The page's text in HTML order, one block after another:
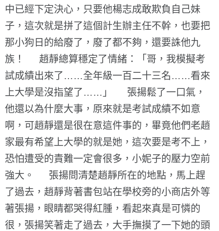
中已經下定決心，只要他楊志成敢欺負自己妹
子，這次就是拼了這個計生辦主任不幹，也要把
那小狗日的給廢了，廢了都不夠，還要誅他九
族！ 趙靜總算穩定了情緒：「哥，我模擬考
試成績出來了……全年級一百二十三名……看來
上大學是沒指望了……」 張揚鬆了一口氣，
他還以為什麼大事，原來就是考試成績不如意
啊，可趙靜還是很在意這件事的，畢竟他們老趙
家最有希望上大學的就是她，這次要是考不上，
恐怕遭受的責難一定會很多，小妮子的壓力空前
強大。 張揚問清楚趙靜所在的地點，馬上趕
了過去，趙靜背著書包站在學校旁的小商店外等
著張揚，眼睛都哭得紅腫，看起來真是可憐的
很，張揚笑著走了過去，大手撫摸了一下她的頭